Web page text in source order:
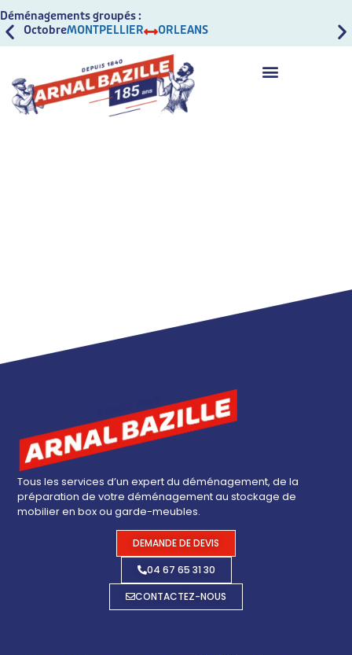
Déménagements groupés :
OctobreMONTPELLIER ORLEANS
Tous les services d’un expert du déménagement, de la
préparation de votre déménagement au stockage de
mobilier en box ou garde-meubles.
DEMANDE DE DEVIS
04 67 65 31 30
CONTACTEZ-NOUS